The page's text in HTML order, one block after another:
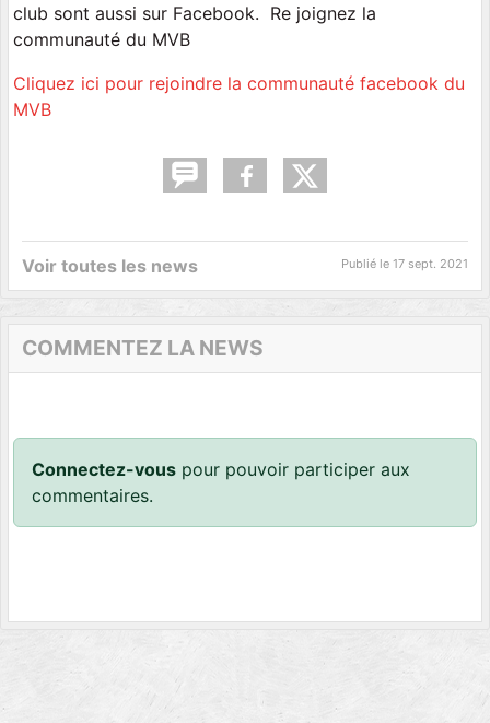
club sont aussi sur Facebook. Re joignez la
communauté du MVB
Cliquez ici pour rejoindre la communauté facebook du
MVB
Voir toutes les news Publié le 17 sept. 2021
COMMENTEZ LA NEWS
Connectez-vous pour pouvoir participer aux
commentaires.